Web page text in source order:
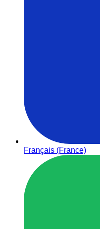
Français (France)